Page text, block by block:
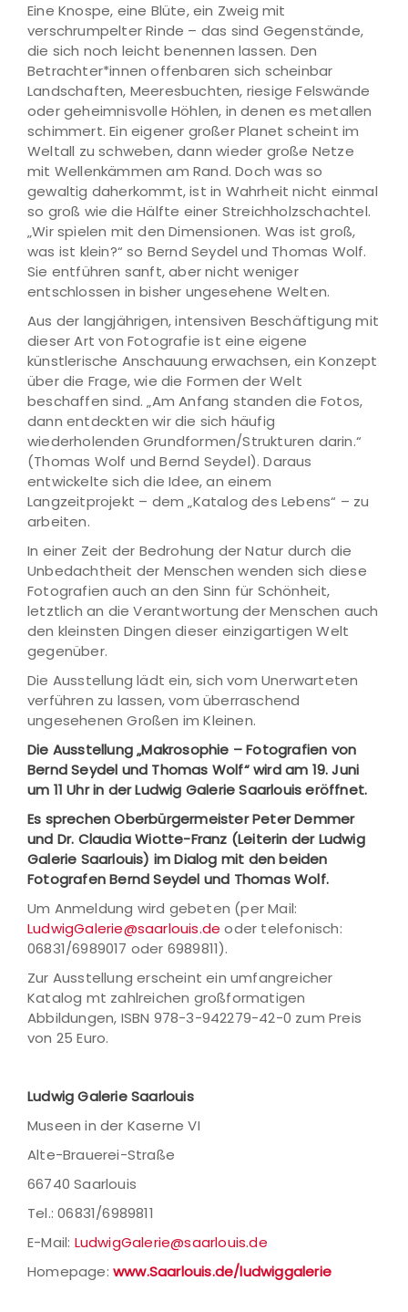
Eine Knospe, eine Blüte, ein Zweig mit
verschrumpelter Rinde – das sind Gegenstände,
die sich noch leicht benennen lassen. Den
Betrachter*innen offenbaren sich scheinbar
Landschaften, Meeresbuchten, riesige Felswände
oder geheimnisvolle Höhlen, in denen es metallen
schimmert. Ein eigener großer Planet scheint im
Weltall zu schweben, dann wieder große Netze
mit Wellenkämmen am Rand. Doch was so
gewaltig daherkommt, ist in Wahrheit nicht einmal
so groß wie die Hälfte einer Streichholzschachtel.
„Wir spielen mit den Dimensionen. Was ist groß,
was ist klein?“ so Bernd Seydel und Thomas Wolf.
Sie entführen sanft, aber nicht weniger
entschlossen in bisher ungesehene Welten.
Aus der langjährigen, intensiven Beschäftigung mit
dieser Art von Fotografie ist eine eigene
künstlerische Anschauung erwachsen, ein Konzept
über die Frage, wie die Formen der Welt
beschaffen sind. „Am Anfang standen die Fotos,
dann entdeckten wir die sich häufig
wiederholenden Grundformen/Strukturen darin.“
(Thomas Wolf und Bernd Seydel). Daraus
entwickelte sich die Idee, an einem
Langzeitprojekt – dem „Katalog des Lebens“ – zu
arbeiten.
In einer Zeit der Bedrohung der Natur durch die
Unbedachtheit der Menschen wenden sich diese
Fotografien auch an den Sinn für Schönheit,
letztlich an die Verantwortung der Menschen auch
den kleinsten Dingen dieser einzigartigen Welt
gegenüber.
Die Ausstellung lädt ein, sich vom Unerwarteten
verführen zu lassen, vom überraschend
ungesehenen Großen im Kleinen.
Die Ausstellung „Makrosophie – Fotografien von
Bernd Seydel und Thomas Wolf“ wird am 19. Juni
um 11 Uhr in der Ludwig Galerie Saarlouis eröffnet.
Es sprechen Oberbürgermeister Peter Demmer
und Dr. Claudia Wiotte-Franz (Leiterin der Ludwig
Galerie Saarlouis) im Dialog mit den beiden
Fotografen Bernd Seydel und Thomas Wolf.
Um Anmeldung wird gebeten (per Mail:
LudwigGalerie@saarlouis.de oder telefonisch:
06831/6989017 oder 6989811).
Zur Ausstellung erscheint ein umfangreicher
Katalog mt zahlreichen großformatigen
Abbildungen, ISBN 978-3-942279-42-0 zum Preis
von 25 Euro.
Ludwig Galerie Saarlouis
Museen in der Kaserne VI
Alte-Brauerei-Straße
66740 Saarlouis
Tel.: 06831/6989811
E-Mail: LudwigGalerie@saarlouis.de
Homepage: www.Saarlouis.de/ludwiggalerie